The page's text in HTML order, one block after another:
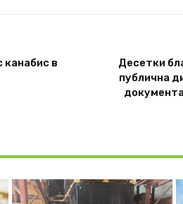
в
Десетки
публична